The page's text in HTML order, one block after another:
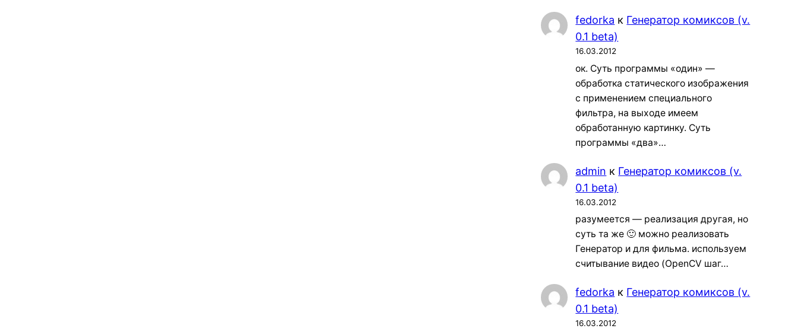
fedorka к Генератор комиксов (v.
0.1 beta)
16.03.2012
ок. Суть программы «один» —
обработка статического изображения
с применением специального
фильтра, на выходе имеем
обработанную картинку. Суть
программы «два»…
admin к Генератор комиксов (v.
0.1 beta)
16.03.2012
разумеется — реализация другая, но
суть та же 🙂 можно реализовать
Генератор и для фильма. используем
считывание видео (OpenCV шаг…
fedorka к Генератор комиксов (v.
0.1 beta)
16.03.2012